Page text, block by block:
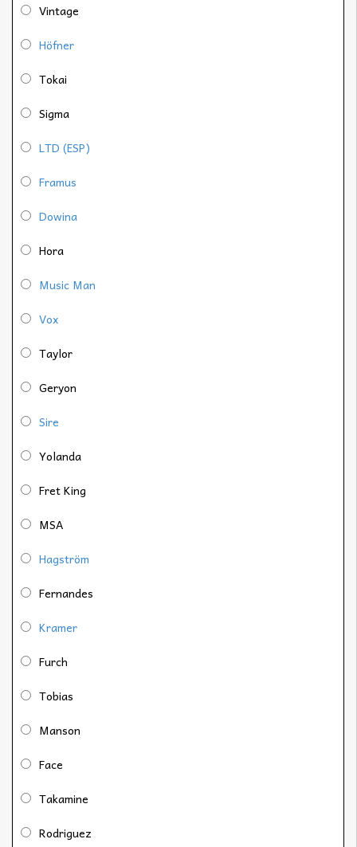
Vintage
Höfner
Tokai
Sigma
LTD (ESP)
Framus
Dowina
Hora
Music Man
Vox
Taylor
Geryon
Sire
Yolanda
Fret King
MSA
Hagström
Fernandes
Kramer
Furch
Tobias
Manson
Face
Takamine
Rodriguez